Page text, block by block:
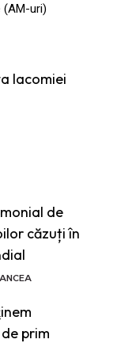
(AM-uri)
lacomiei
de
căzuți în
prim